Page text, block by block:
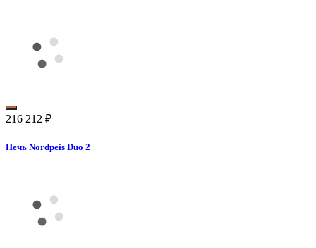
216 212 ₽
Печь Nordpeis Duo 2